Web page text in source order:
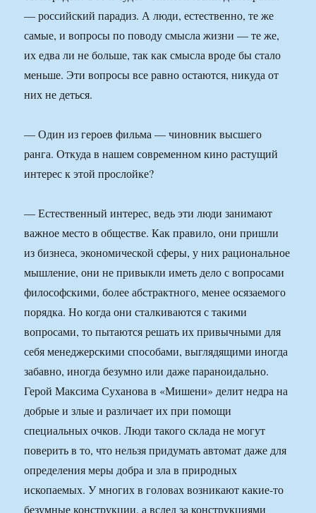
— российский парадиз. А люди, естественно, те же
самые, и вопросы по поводу смысла жизни — те же,
их едва ли не больше, так как смысла вроде бы стало
меньше. Эти вопросы все равно остаются, никуда от
них не деться.
— Один из героев фильма — чиновник высшего
ранга. Откуда в нашем современном кино растущий
интерес к этой прослойке?
— Естественный интерес, ведь эти люди занимают
важное место в обществе. Как правило, они пришли
из бизнеса, экономической сферы, у них рациональное
мышление, они не привыкли иметь дело с вопросами
философскими, более абстрактного, менее осязаемого
порядка. Но когда они сталкиваются с такими
вопросами, то пытаются решать их привычными для
себя менеджерскими способами, выглядящими иногда
забавно, иногда безумно или даже параноидально.
Герой Максима Суханова в «Мишени» делит недра на
добрые и злые и различает их при помощи
специальных очков. Люди такого склада не могут
поверить в то, что нельзя придумать автомат даже для
определения меры добра и зла в природных
ископаемых. У многих в головах возникают какие-то
безумные конструкции, а вслед за конструкциями